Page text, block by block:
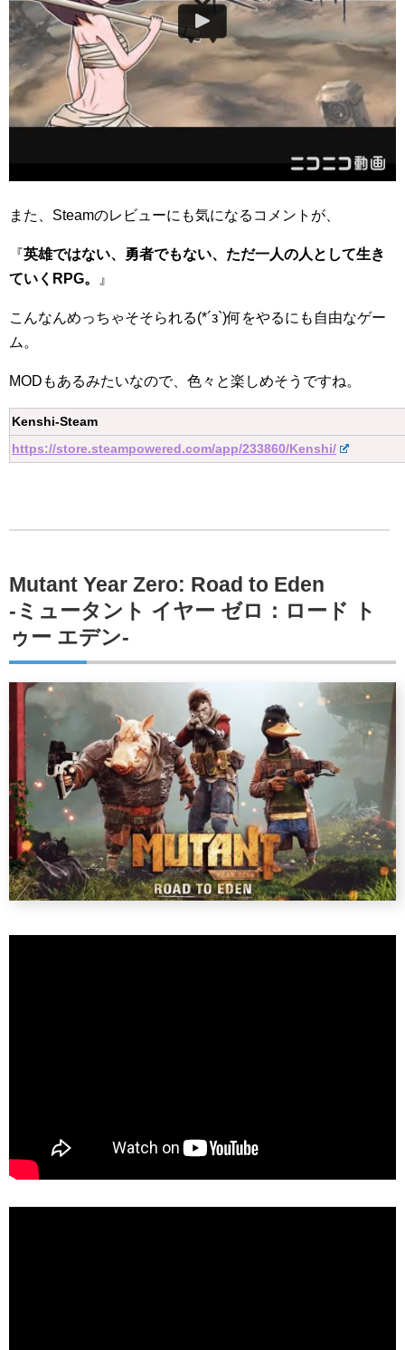
また、Steamのレビューにも気になるコメントが、
『英雄ではない、勇者でもない、ただ一人の人として生き
ていくRPG。
』
こんなんめっちゃそそられる(*´з`)何をやるにも自由なゲー
ム。
MODもあるみたいなので、色々と楽しめそうですね。
Kenshi-Steam
https://store.steampowered.com/app/233860/Kenshi/
Mutant Year Zero: Road to Eden
-ミュータント イヤー ゼロ：ロード ト
ゥー エデン-